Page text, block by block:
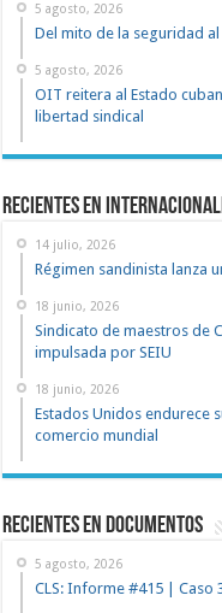
5 agosto, 2026
Del mito de la seguridad
5 agosto, 2026
OIT reitera al Estado
libertad sindical
Recientes en
14 julio, 2026
Régimen sandinista lanza
18 junio, 2026
Sindicato de maestros de
impulsada por SEIU
18 junio, 2026
Estados Unidos endurece
comercio mundial
recientes en documentos
5 agosto, 2026
CLS: Informe #415 | Caso